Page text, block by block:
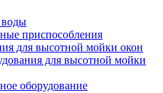
приспособления
для высотной мойки окон
для высотной мойки
оборудование